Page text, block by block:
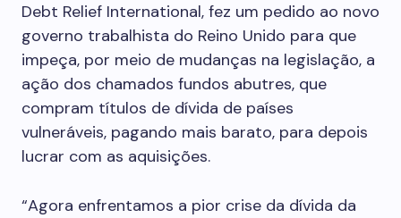
Debt Relief International, fez um pedido ao novo
governo trabalhista do Reino Unido para que
impeça, por meio de mudanças na legislação, a
ação dos chamados fundos abutres, que
compram títulos de dívida de países
vulneráveis, pagando mais barato, para depois
lucrar com as aquisições.
“Agora enfrentamos a pior crise da dívida da